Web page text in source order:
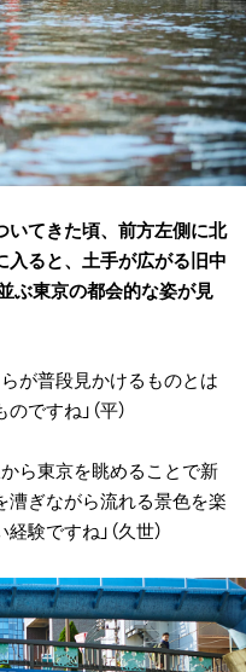
いてきた頃、前方左側に北
入ると、土手が広がる旧中
ぶ東京の都会的な姿が見
が普段見かけるものとは
ですね」（平）
ら東京を眺めることで新
漕ぎながら流れる景色を楽
験ですね」（久世）